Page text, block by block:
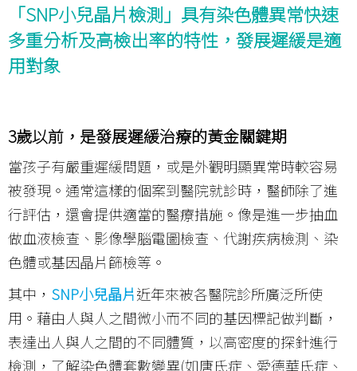
「SNP小兒晶片檢測」具有染色體異常快速
多重分析及高檢出率的特性，發展遲緩是適
用對象
3歲以前，是發展遲緩治療的黃金關鍵期
當孩子有嚴重遲緩問題，或是外觀明顯異常時較容易
被發現。通常這樣的個案到醫院就診時，醫師除了進
行評估，還會提供適當的醫療措施。像是進一步抽血
做血液檢查、影像學腦電圖檢查、代謝疾病檢測、染
色體或基因晶片篩檢等。
其中， SNP小兒晶片近年來被各醫院診所廣泛所使
用。藉由人與人之間微小而不同的基因標記做判斷，
表達出人與人之間的不同體質，以高密度的探針進行
檢測，了解染色體套數變異(如唐氏症、愛德華氏症、